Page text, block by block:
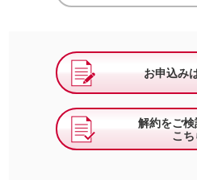
お申込み
解約をご
こち